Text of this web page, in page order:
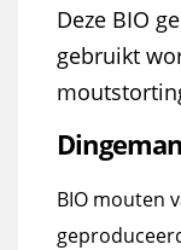
Deze BIO
gebruikt
BIO mouten